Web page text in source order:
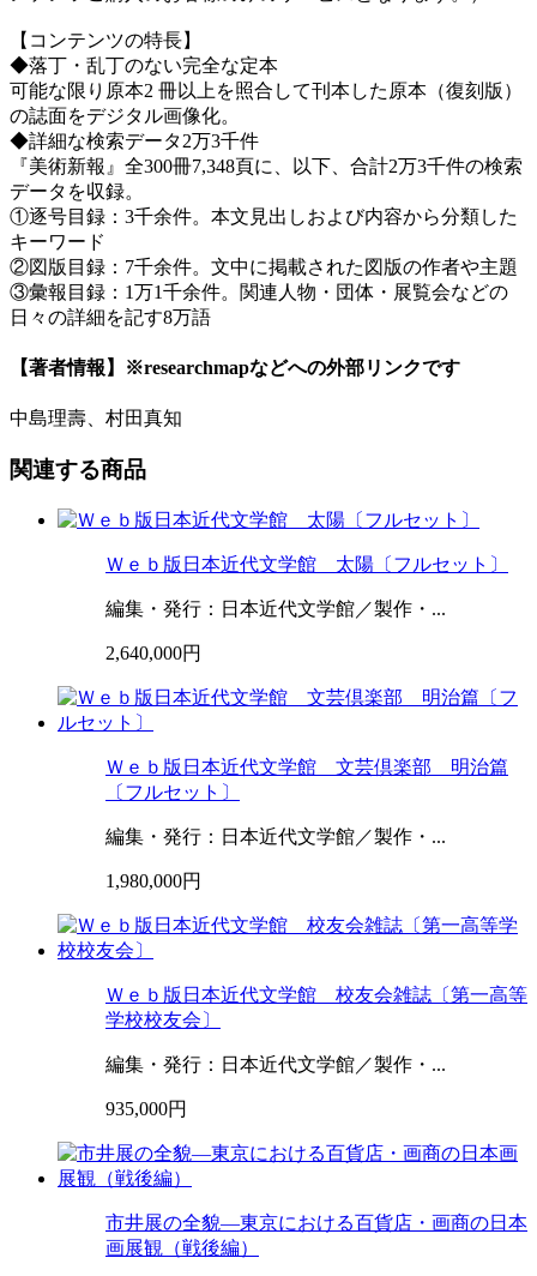
【コンテンツの特長】
◆落丁・乱丁のない完全な定本
可能な限り原本2 冊以上を照合して刊本した原本（復刻版）
の誌面をデジタル画像化。
◆詳細な検索データ2万3千件
『美術新報』全300冊7,348頁に、以下、合計2万3千件の検索
データを収録。
①逐号目録：3千余件。本文見出しおよび内容から分類した
キーワード
②図版目録：7千余件。文中に掲載された図版の作者や主題
③彙報目録：1万1千余件。関連人物・団体・展覧会などの
日々の詳細を記す8万語
【著者情報】 ※researchmapなどへの外部リンクです
中島理壽、村田真知
関連する商品
Ｗｅｂ版日本近代文学館 太陽〔フルセット〕
編集・発行：日本近代文学館／製作・...
2,640,000円
Ｗｅｂ版日本近代文学館 文芸倶楽部 明治篇
〔フルセット〕
編集・発行：日本近代文学館／製作・...
1,980,000円
Ｗｅｂ版日本近代文学館 校友会雑誌〔第一高等
学校校友会〕
編集・発行：日本近代文学館／製作・...
935,000円
市井展の全貌—東京における百貨店・画商の日本
画展観（戦後編）